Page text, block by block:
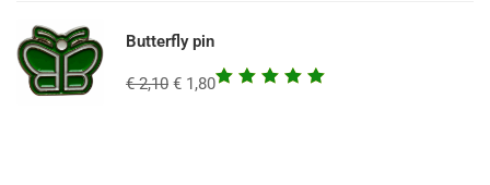
Butterfly pin
€2,10 € 1,80Waardering